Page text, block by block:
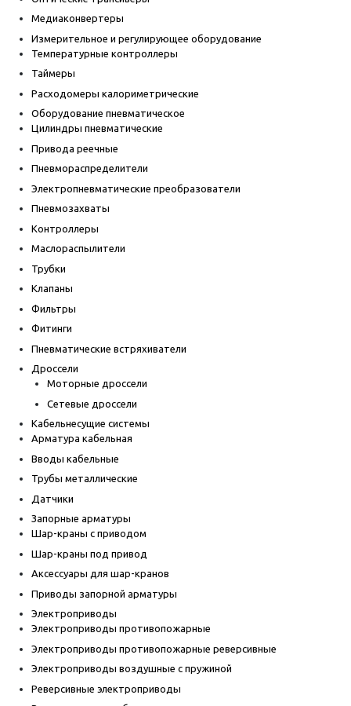
Медиаконвертеры
Измерительное и регулирующее оборудование
Температурные контроллеры
Таймеры
Расходомеры калориметрические
Оборудование пневматическое
Цилиндры пневматические
Привода реечные
Пневмораспределители
Электропневматические преобразователи
Пневмозахваты
Контроллеры
Маслораспылители
Трубки
Клапаны
Фильтры
Фитинги
Пневматические встряхиватели
Дроссели
Моторные дроссели
Сетевые дроссели
Кабельнесущие системы
Арматура кабельная
Вводы кабельные
Трубы металлические
Датчики
Запорные арматуры
Шар-краны с приводом
Шар-краны под привод
Аксессуары для шар-кранов
Приводы запорной арматуры
Электроприводы
Электроприводы противопожарные
Электроприводы противопожарные реверсивные
Электроприводы воздушные с пружиной
Реверсивные электроприводы